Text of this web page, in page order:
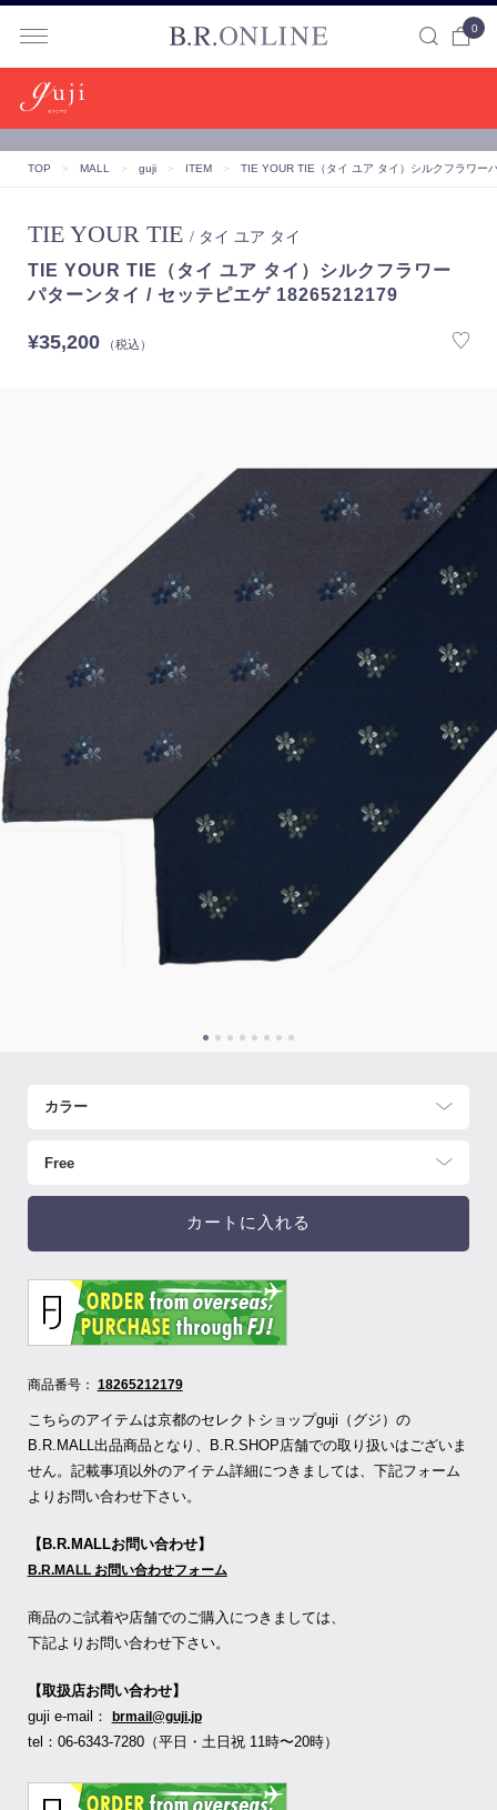
0
TOP ＞ MALL ＞ guji ＞ ITEM ＞ TIE YOUR TIE（タイ ユア タイ）シルクフラワ
TIE YOUR TIE / タイ ユア タイ
TIE YOUR TIE（タイ ユア タイ）シルクフラワー
パターンタイ / セッテピエゲ 18265212179
¥35,200（税込）
カートに入れる
商品番号： 18265212179
こちらのアイテムは京都のセレクトショップguji（グジ）の
B.R.MALL出品商品となり、B.R.SHOP店舗での取り扱いはございま
せん。記載事項以外のアイテム詳細につきましては、下記フォーム
よりお問い合わせ下さい。
【B.R.MALLお問い合わせ】
B.R.MALL お問い合わせフォーム
商品のご試着や店舗でのご購入につきましては、
下記よりお問い合わせ下さい。
【取扱店お問い合わせ】
guji e-mail：
brmail@guji.jp
tel：06-6343-7280（平日・土日祝 11時〜20時）